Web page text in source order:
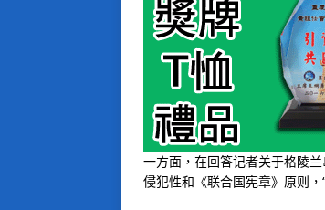
一方面，在回答记者关于格陵
侵犯性和《联合国宪章》原则